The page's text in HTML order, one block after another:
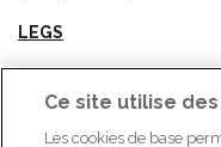
LEGS
après votre disparition.
Ce site utilise
Les cookies de base